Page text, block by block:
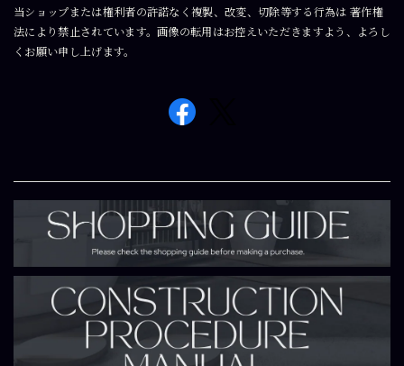
当ショップまたは権利者の許諾なく複製、改変、切除等する行為は 著作権
法により禁止されています。画像の転用はお控えいただきますよう、よろし
くお願い申し上げます。